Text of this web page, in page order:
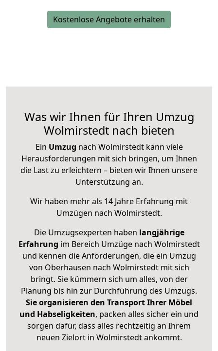
Kostenlose Angebote erhalten
Was wir Ihnen für Ihren Umzug
Wolmirstedt nach bieten
Ein Umzug nach Wolmirstedt kann viele
Herausforderungen mit sich bringen, um Ihnen
die Last zu erleichtern – bieten wir Ihnen unsere
Unterstützung an.
Wir haben mehr als 14 Jahre Erfahrung mit
Umzügen nach Wolmirstedt.
Die Umzugsexperten haben langjährige
Erfahrung im Bereich Umzüge nach Wolmirstedt
und kennen die Anforderungen, die ein Umzug
von Oberhausen nach Wolmirstedt mit sich
bringt. Sie kümmern sich um alles, von der
Planung bis hin zur Durchführung des Umzugs.
Sie organisieren den Transport Ihrer Möbel
und Habseligkeiten, packen alles sicher ein und
sorgen dafür, dass alles rechtzeitig an Ihrem
neuen Zielort in Wolmirstedt ankommt.